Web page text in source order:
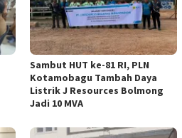
Sambut HUT ke-81 RI, PLN
Kotamobagu Tambah Daya
Listrik J Resources Bolmong
Jadi 10 MVA